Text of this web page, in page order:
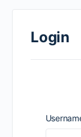
Login